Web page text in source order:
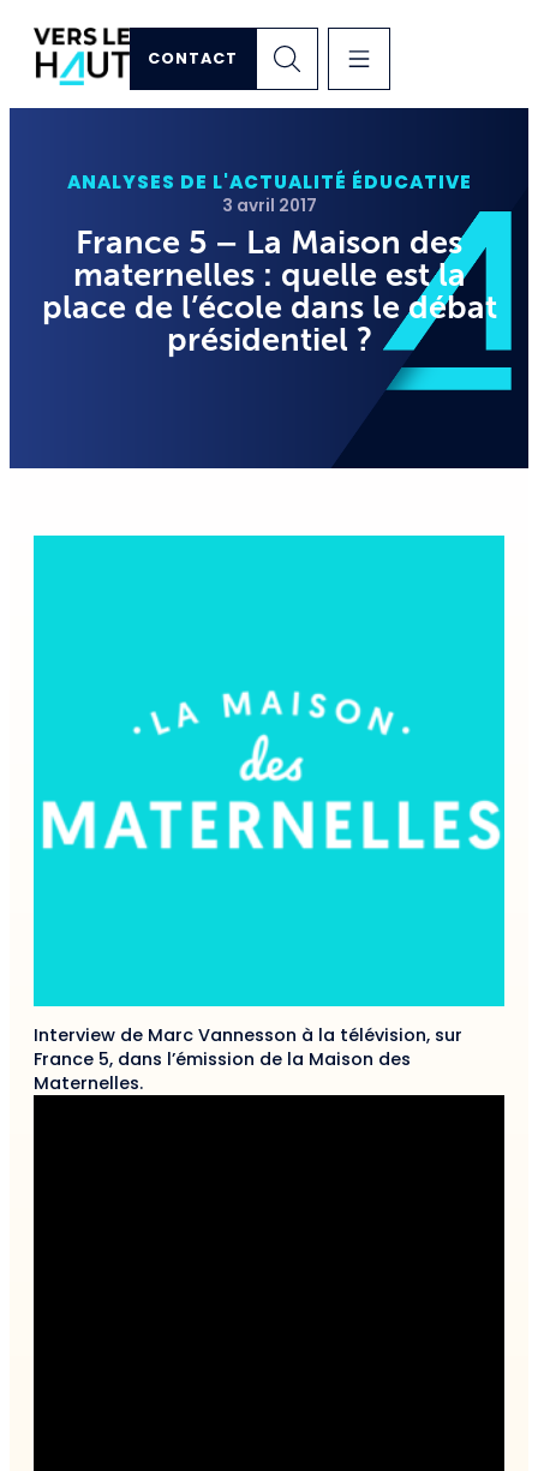
CONTACT
ANALYSES DE L'ACTUALITÉ ÉDUCATIVE
3 avril 2017
France 5 – La Maison des
maternelles : quelle est la
place de l’école dans le débat
présidentiel ?
Interview de Marc Vannesson à la télévision, sur
France 5, dans l’émission de la Maison des
Maternelles.